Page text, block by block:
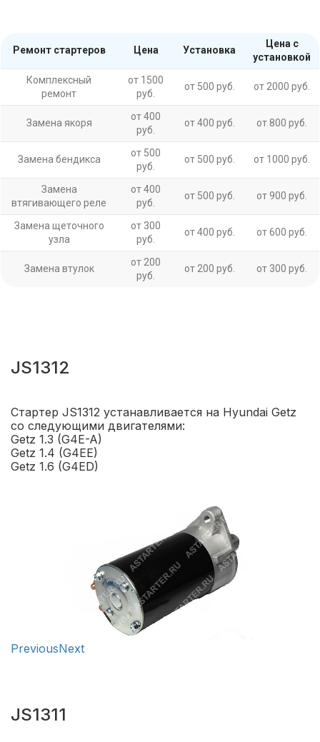
Ремонт стартеров Цена Установка
Цена с
установкой
Комплексный
ремонт
от 1500
руб.
от 500 руб. от 2000 руб.
Замена якоря
от 400
руб.
от 400 руб. от 800 руб.
Замена бендикса
от 500
руб.
от 500 руб. от 1000 руб.
Замена
втягивающего реле
от 400
руб.
от 500 руб. от 900 руб.
Замена щеточного
узла
от 300
руб.
от 400 руб. от 600 руб.
Замена втулок
от 200
руб.
от 200 руб. от 300 руб.
JS1312
Стартер JS1312 устанавливается на Hyundai Getz
со следующими двигателями:
Getz 1.3 (G4E-A)
Getz 1.4 (G4EE)
Getz 1.6 (G4ED)
PreviousNext
JS1311